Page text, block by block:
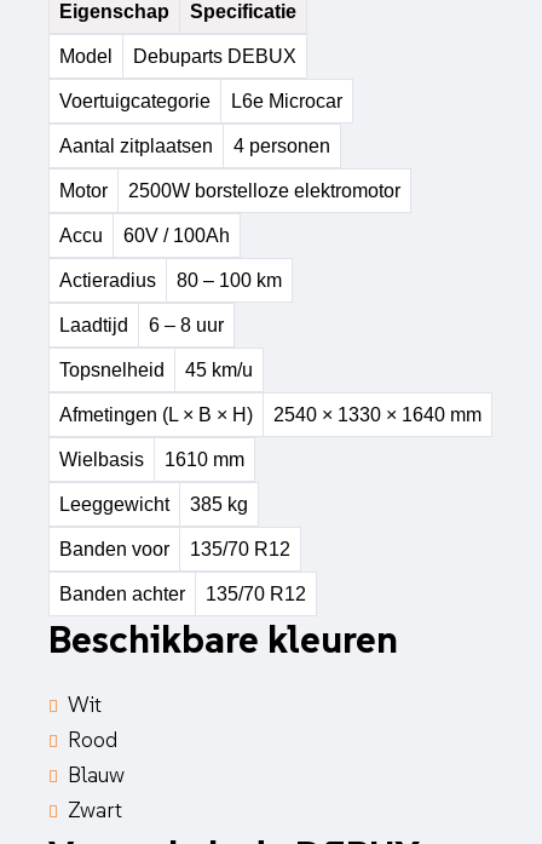
Eigenschap Specificatie
Model Debuparts DEBUX
Voertuigcategorie L6e Microcar
Aantal zitplaatsen 4 personen
Motor 2500W borstelloze elektromotor
Accu 60V / 100Ah
Actieradius 80 – 100 km
Laadtijd 6 – 8 uur
Topsnelheid 45 km/u
Afmetingen (L × B × H) 2540 × 1330 × 1640 mm
Wielbasis 1610 mm
Leeggewicht 385 kg
Banden voor 135/70 R12
Banden achter 135/70 R12
Beschikbare kleuren
Wit
Rood
Blauw
Zwart